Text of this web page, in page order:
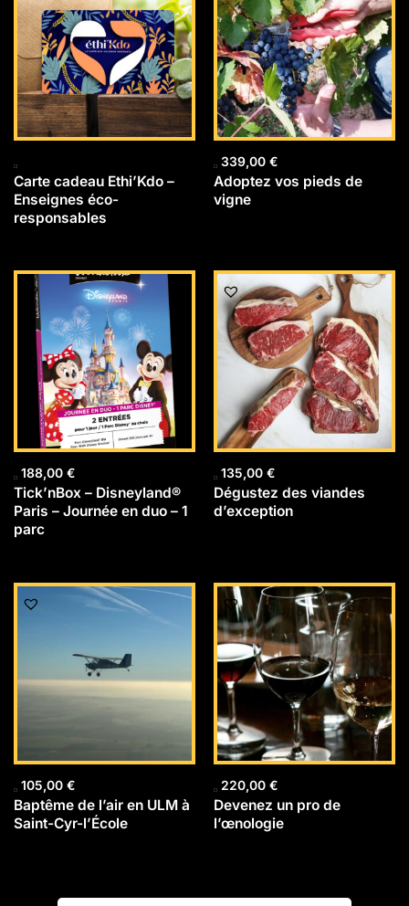
Carte cadeau Ethi’Kdo –
Enseignes éco-
responsables
339,00 €
Adoptez vos pieds de
vigne
188,00 €
Tick’nBox – Disneyland®
Paris – Journée en duo – 1
parc
135,00 €
Dégustez des viandes
d’exception
105,00 €
Baptême de l’air en ULM à
Saint-Cyr-l’École
220,00 €
Devenez un pro de
l’œnologie